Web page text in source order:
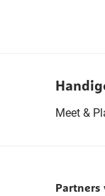
Meet &
Partners